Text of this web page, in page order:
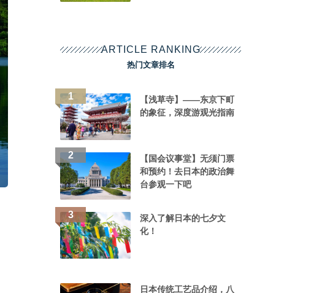
ARTICLE RANKING
热门文章排名
【浅草寺】——东京下町
的象征，深度游观光指南
【国会议事堂】无须门票
和预约！去日本的政治舞
台参观一下吧
深入了解日本的七夕文
化！
日本传统工艺品介绍，八